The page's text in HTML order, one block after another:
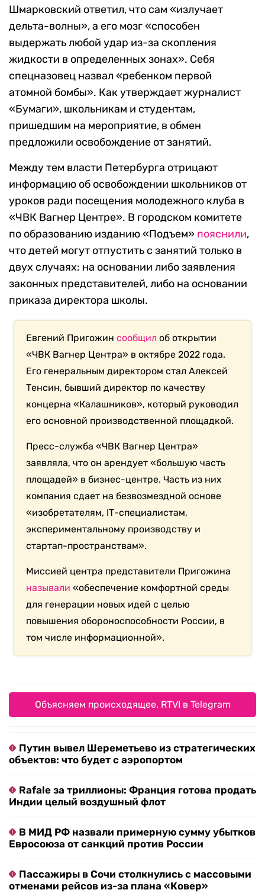
Шмарковский ответил, что сам «излучает
дельта-волны», а его мозг «способен
выдержать любой удар из-за скопления
жидкости в определенных зонах». Себя
спецназовец назвал «ребенком первой
атомной бомбы». Как утверждает журналист
«Бумаги», школьникам и студентам,
пришедшим на мероприятие, в обмен
предложили освобождение от занятий.
Между тем власти Петербурга отрицают
информацию об освобождении школьников от
уроков ради посещения молодежного клуба в
«ЧВК Вагнер Центре». В городском комитете
по образованию изданию «Подъем» пояснили,
что детей могут отпустить с занятий только в
двух случаях: на основании либо заявления
законных представителей, либо на основании
приказа директора школы.
Евгений Пригожинсообщил об открытии
«ЧВК Вагнер Центра» в октябре 2022 года.
Его генеральным директором стал Алексей
Тенсин, бывший директор по качеству
концерна «Калашников», который руководил
его основной производственной площадкой.
Пресс-служба «ЧВК Вагнер Центра»
заявляла, что он арендует «большую часть
площадей» в бизнес-центре. Часть из них
компания сдает на безвозмездной основе
«изобретателям, IT-специалистам,
экспериментальному производству и
стартап-пространствам».
Миссией центра представители Пригожина
называли «обеспечение комфортной среды
для генерации новых идей с целью
повышения обороноспособности России, в
том числе информационной».
Объясняем происходящее. RTVI в Telegram
Путин вывел Шереметьево из стратегических
объектов: что будет с аэропортом
Rafale за триллионы: Франция готова продать
Индии целый воздушный флот
В МИД РФ назвали примерную сумму убытков
Евросоюза от санкций против России
Пассажиры в Сочи столкнулись с массовыми
отменами рейсов из-за плана «Ковер»